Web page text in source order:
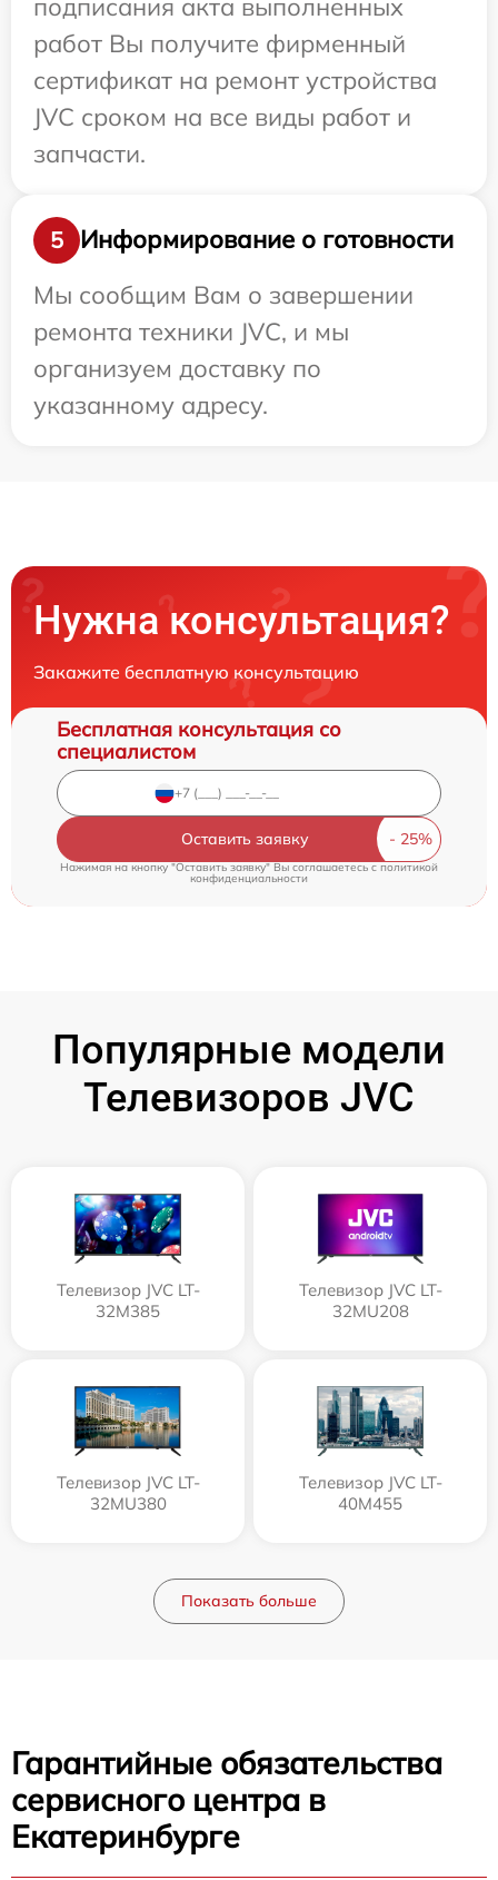
подписания акта выполненных
работ Вы получите фирменный
сертификат на ремонт устройства
JVC сроком на все виды работ и
запчасти.
5
Информирование о готовности
Мы сообщим Вам о завершении
ремонта техники JVC, и мы
организуем доставку по
указанному адресу.
Нужна консультация?
Закажите бесплатную консультацию
Бесплатная консультация со
специалистом
Оставить заявку
Нажимая на кнопку "Оставить заявку" Вы соглашаетесь cполитикой
конфиденциальности
Популярные модели
Телевизоров JVC
Телевизор JVC LT-
32M385
Телевизор JVC LT-
32MU208
Телевизор JVC LT-
32MU380
Телевизор JVC LT-
40M455
Показать больше
Гарантийные обязательства
сервисного центра в
Екатеринбурге